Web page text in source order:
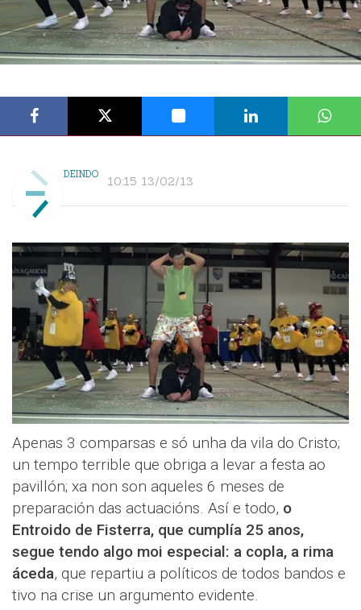
DEINDO 10:15 13/02/13
Apenas 3 comparsas e só unha da vila do Cristo;
un tempo terrible que obriga a levar a festa ao
pavillón; xa non son aqueles 6 meses de
preparación das actuacións. Así e todo, o
Entroido de Fisterra, que cumplía 25 anos,
segue tendo algo moi especial: a copla, a rima
áceda, que repartiu a políticos de todos bandos e
tivo na crise un argumento evidente.